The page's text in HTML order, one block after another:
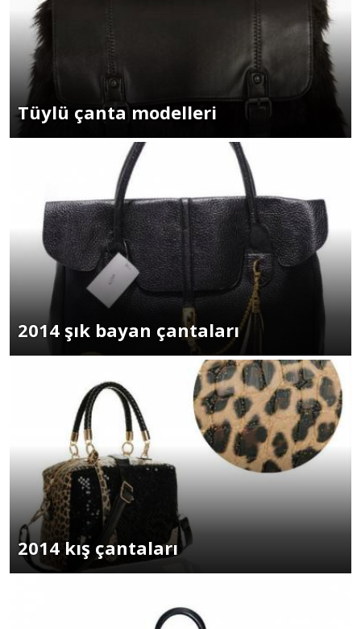
Tüylü çanta modelleri
2014 şık bayan çantaları
2014 kış çantaları